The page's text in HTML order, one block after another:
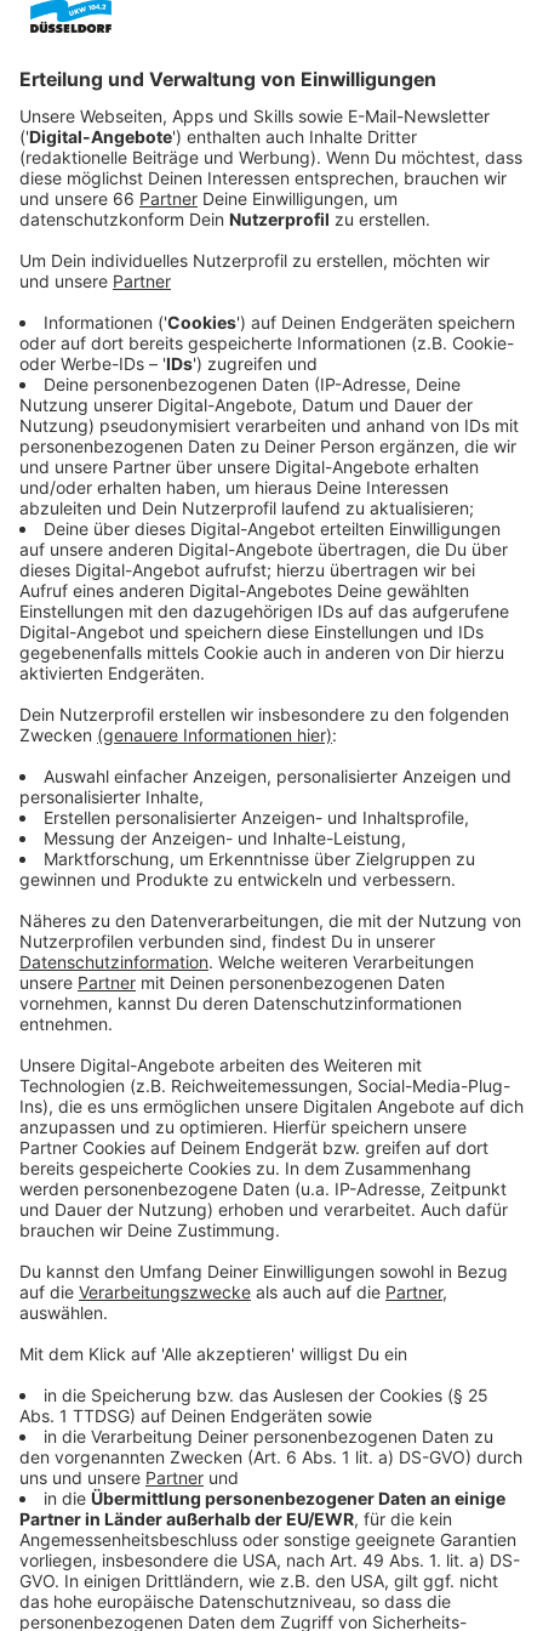
Veröffentlicht:
Anzeige
Bau hatte sich verzögert
Anzeige
Präsidiums gedauert. Schadstoffe, statische
Probleme und Denkmalschutz haben es dem
Liegenschaftsbetrieb NRWnicht leicht gemacht.
Anzeige
Reul: Bereicherung für Düsseldorf
Anzeige
Um so größer ist nun die Freude über die
Fertigstellung des Gebäudes an der neuen Adresse
"Am Polizeipräsidium 1". Man sei erleichtert, nun
endlich in den neuen Räumlichkeiten arbeiten zu
können, heißt es von der Polizei. Auch NRW-
Innenminister Herbert Reul ist froh über die
Fertigstellung, er nennt das neue Polizeipräsidum eine
Bereicherung für Düsseldorf.
Weitere Infos und Links zu dem Thema:
Anzeige
Jürgensplatz bekommt einen neuen Namen
Geschichte am Jürgensplatz
Polizeibeamte: Nicht mehr Freund und Helfer - warum
häufen sich Angriffe seit Jahren?
Anzeige
Anzeige
Instagram|Facebook|WhatsApp-Kanal
Anzeige